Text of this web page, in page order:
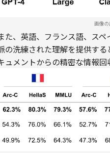
画像の
た、英語、フランス語、ス
の洗練された理解を提供す
ュメントからの精密な情報回